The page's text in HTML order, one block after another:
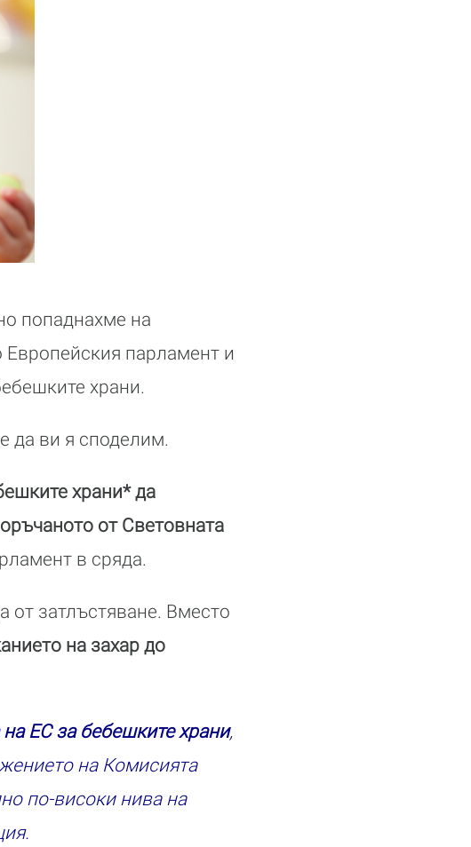
попаднахме на
парламент и
храни.
да ви я споделим.
храни* да
от Световната
в сряда.
от затлъстяване. Вместо
на захар до
ЕС за бебешките храни,
на Комисията
по-високи нива на